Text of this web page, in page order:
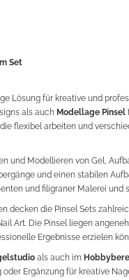
Set
Lösung für kreative und
als auch Modellage Pinsel
flexibel arbeiten und
und Modellieren von Gel,
und einen stabilen
und filigraner Malerei und
decken die Pinsel Sets
Art. Die Pinsel liegen
Ergebnisse erzielen
als auch im
Ergänzung für kreative